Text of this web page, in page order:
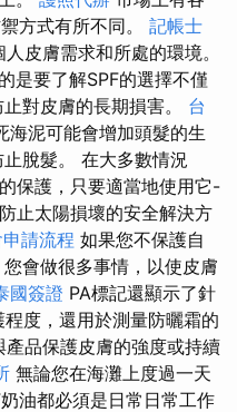
方式有所不同。 記帳士
皮膚需求和所處的環境。
是要了解SPF的選擇不僅
對皮膚的長期損害。 台
海泥可能會增加頭髮的生
脫髮。 在大多數情況
保護，只要適當地使用它-
止太陽損壞的安全解決方
請流程 如果您不保護自
會做很多事情，以使皮膚
國簽證 PA標記還顯示了針
度，還用於測量防曬霜的
品保護皮膚的強度或持續
無論您在海灘上度過一天
油都必須是日常日常工作